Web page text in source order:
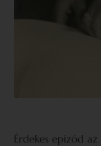
Érdekes epizód